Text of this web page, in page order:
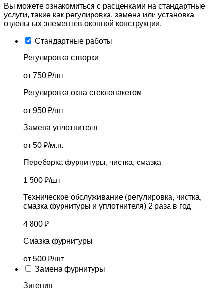
Вы можете ознакомиться с расценками на стандартные
услуги, такие как регулировка, замена или установка
отдельных элементов оконной конструкции.
Стандартные работы
Регулировка створки
от 750 ₽/шт
Регулировка окна стеклопакетом
от 950 ₽/шт
Замена уплотнителя
от 50 ₽/м.п.
Переборка фурнитуры, чистка, смазка
1 500 ₽/шт
Техническое обслуживание (регулировка, чистка,
смазка фурнитуры и уплотнителя) 2 раза в год
4 800 ₽
Смазка фурнитуры
от 500 ₽/шт
Замена фурнитуры
Зигения